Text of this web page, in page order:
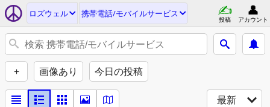
ロズウェル 携帯電話/モバイルサービス
投稿 アカウント
+ 画像あり 今日の投稿
最新